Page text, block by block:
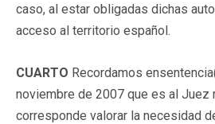
caso, al estar obligadas dichas
acceso al territorio español.
CUARTO Recordamos
noviembre de 2007 que es al Juez
corresponde valorar la necesidad